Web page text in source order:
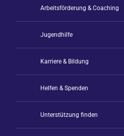
Arbeitsförderung & Coaching
Jugendhilfe
Karriere & Bildung
Helfen & Spenden
Unterstützung finden